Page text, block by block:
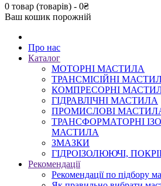
0 товар (товарів) - 0₴
Ваш кошик порожній
Про нас
Каталог
МОТОРНІ МАСТИЛА
ТРАНСМІСІЙНІ
КОМПРЕСОРНІ
ГІДРАВЛІЧНІ МАСТИЛА
ПРОМИСЛОВІ
ТРАНСФОРМАТОРНІ
МАСТИЛА
ЗМАЗКИ
ГІДРОІЗОЛЮЮЧІ,
Рекомендації
Рекомендації по підбору